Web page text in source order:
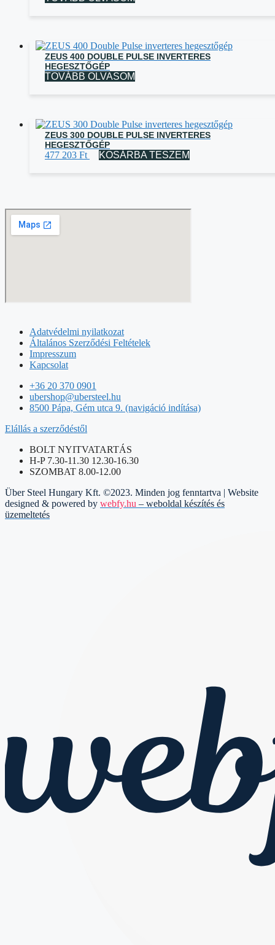
ZEUS 400 DOUBLE PULSE INVERTERES
HEGESZTŐGÉP
TOVÁBB OLVASOM
ZEUS 300 DOUBLE PULSE INVERTERES
HEGESZTŐGÉP
477 203 Ft KOSÁRBA TESZEM
Adatvédelmi nyilatkozat
Általános Szerződési Feltételek
Impresszum
Kapcsolat
+36 20 370 0901
ubershop@ubersteel.hu
8500 Pápa, Gém utca 9. (navigáció indítása)
Elállás a szerződéstől
BOLT NYITVATARTÁS
H-P 7.30-11.30 12.30-16.30
SZOMBAT 8.00-12.00
Über Steel Hungary Kft. ©2023. Minden jog fenntartva | Website
designed & powered by webfy.hu – weboldal készítés és
üzemeltetés